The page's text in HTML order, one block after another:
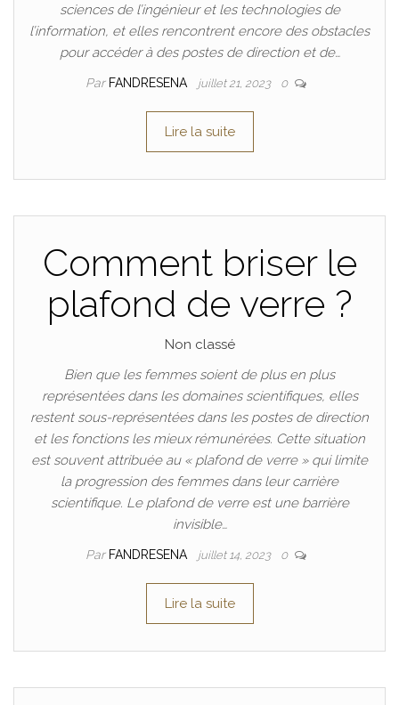
sciences de l’ingénieur et les technologies de
l’information, et elles rencontrent encore des obstacles
pour accéder à des postes de direction et de…
Par FANDRESENA juillet 21, 2023 0
Lire la suite
Comment briser le
plafond de verre ?
Non classé
Bien que les femmes soient de plus en plus
représentées dans les domaines scientifiques, elles
restent sous-représentées dans les postes de direction
et les fonctions les mieux rémunérées. Cette situation
est souvent attribuée au « plafond de verre » qui limite
la progression des femmes dans leur carrière
scientifique. Le plafond de verre est une barrière
invisible…
Par FANDRESENA juillet 14, 2023 0
Lire la suite